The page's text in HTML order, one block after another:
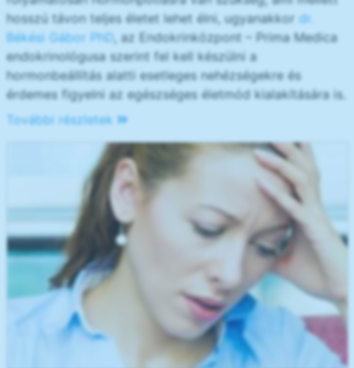
hosszú távon teljes életet lehet élni, ugyanakkor dr.
Békési Gábor PhD
, az Endokrinközpont – Prima Medica
endokrinológusa szerint fel kell készülni a
hormonbeállítás alatti esetleges nehézségekre és
érdemes figyelni az egészséges életmód kialakítására is.
További részletek